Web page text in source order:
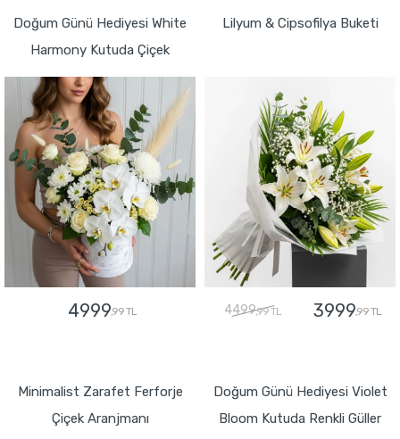
Doğum Günü Hediyesi White
Harmony Kutuda Çiçek
4999,99 TL
Lilyum & Cipsofilya Buketi
4499,99 TL 3999,99 TL
Minimalist Zarafet Ferforje
Çiçek Aranjmanı
Doğum Günü Hediyesi Violet
Bloom Kutuda Renkli Güller